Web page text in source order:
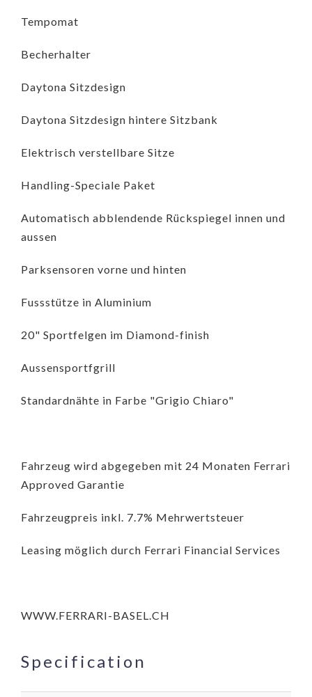
Tempomat
Becherhalter
Daytona Sitzdesign
Daytona Sitzdesign hintere Sitzbank
Elektrisch verstellbare Sitze
Handling-Speciale Paket
Automatisch abblendende Rückspiegel innen und
aussen
Parksensoren vorne und hinten
Fussstütze in Aluminium
20" Sportfelgen im Diamond-finish
Aussensportfgrill
Standardnähte in Farbe "Grigio Chiaro"
Fahrzeug wird abgegeben mit 24 Monaten Ferrari
Approved Garantie
Fahrzeugpreis inkl. 7.7% Mehrwertsteuer
Leasing möglich durch Ferrari Financial Services
WWW.FERRARI-BASEL.CH
Specification